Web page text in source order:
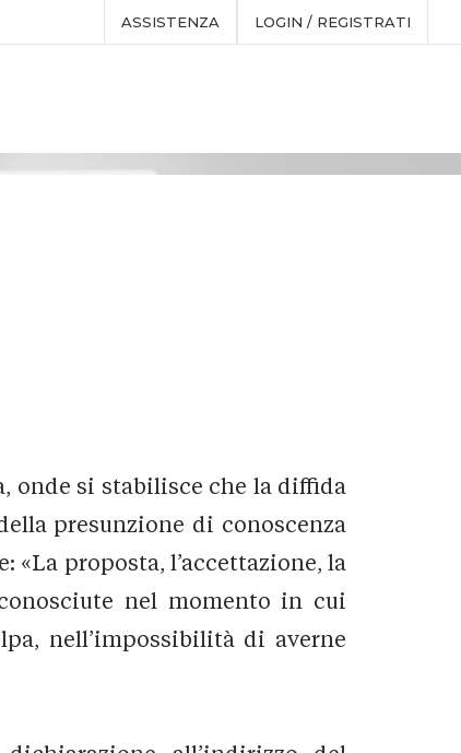
ASSISTENZA LOGIN / REGISTRATI
onde si stabilisce che la diffida
presunzione di conoscenza
proposta, l’accettazione, la
nel momento in cui
nell’impossibilità di averne